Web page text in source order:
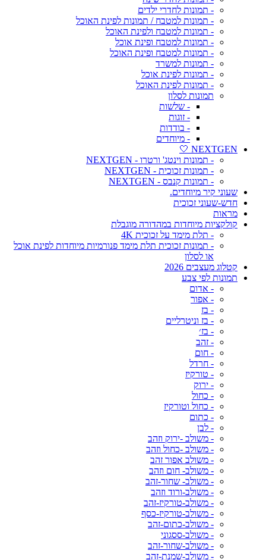
- תמונות לחדרי ילדים
- תמונות למטבח / תמונות לפינת האוכל
- תמונות למטבח ולפינת האוכל
- תמונות למטבח ופינת אוכל
- תמונות למטבח ופינת האוכל
- תמונות למשרד
- תמונות לפינת אוכל
- תמונות לפינת האוכל
תמונות לסלון
- שלשות
- זוגות
- בודדות
- מיוחדים
NEXTGEN 🤍
- תמונות וינטג' ורטרו - NEXTGEN
- תמונות זכוכית - NEXTGEN
- תמונות קנבס - NEXTGEN
שעוני קיר מיוחדים.
חדש-שעוני זכוכית
מראות
קולקציות מיוחדות במהדורה מוגבלת
- תלת מימד על זכוכית 4K
- תמונות זכוכית תלת מימד פנורמיות מיוחדות לפינת אוכל
או לסלון
קטלוג מעצבים 2026
תמונות לפי צבע
- אדום
- אפור
- בז
- בז וניטרליים
- בז׳
- זהב
- חום
- חרדל
- טורקיז
- ירוק
- כחול
- כחול וטורקיז
- כתום
- לבן
- משולב -ירוק וזהב
- משולב -כחול וזהב
- משולב אפור זהב
- משולב- חום וזהב
- משולב- שחור-זהב
- משולב-ורוד וזהב
- משולב-טורקיז-זהב
- משולב-טורקיז-כסף
- משולב-כתום-זהב
- משולב-ססגוני
- משולב-שחור-זהב
- משולב-שמנת-זהב